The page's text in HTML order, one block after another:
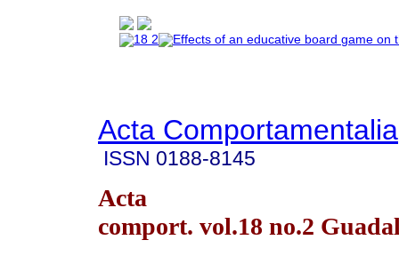
Acta Comportamentalia
ISSN 0188-8145
Acta
comport. vol.18 no.2